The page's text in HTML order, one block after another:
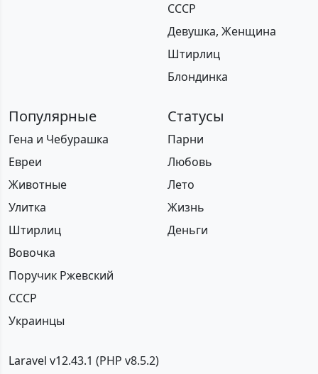
СССР
Девушка, Женщина
Штирлиц
Блондинка
Популярные
Гена и Чебурашка
Евреи
Животные
Улитка
Штирлиц
Вовочка
Поручик Ржевский
СССР
Украинцы
Статусы
Парни
Любовь
Лето
Жизнь
Деньги
Laravel v12.43.1 (PHP v8.5.2)